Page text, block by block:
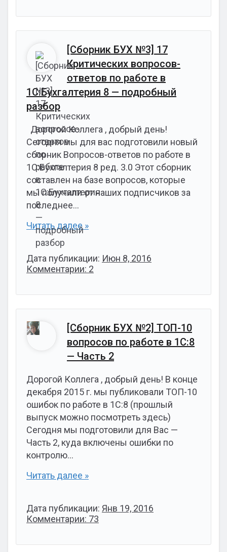
[Сборник БУХ №3] 17
Критических вопросов-
ответов по работе в
1С:Бухгалтерия 8 — подробный
разбор
Дорогой Коллега , добрый день!
Сегодня мы для вас подготовили новый
сборник Вопросов-ответов по работе в
1С:Бухгалтерия 8 ред. 3.0 Этот сборник
составлен на базе вопросов, которые
мы получили от наших подписчиков за
последнее…
Читать далее »
Дата публикации: Июн 8, 2016
Комментарии: 2
[Сборник БУХ №2] ТОП-10
вопросов по работе в 1С:8
— Часть 2
Дорогой Коллега , добрый день! В конце
декабря 2015 г. мы публиковали ТОП-10
ошибок по работе в 1С:8 (прошлый
выпуск можно посмотреть здесь)
Сегодня мы подготовили для Вас —
Часть 2, куда включены ошибки по
контролю…
Читать далее »
Дата публикации: Янв 19, 2016
Комментарии: 73